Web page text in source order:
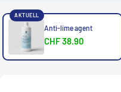
AKTUELL
Anti-lime agent
CHF 38.90